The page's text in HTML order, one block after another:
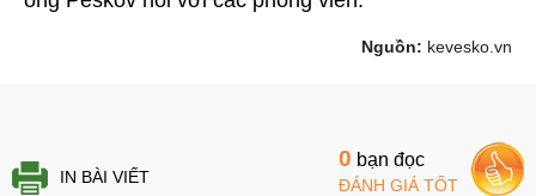
Nguồn: kevesko.vn
IN BÀI VIẾT
0 bạn đọc
ĐÁNH GIÁ TỐT